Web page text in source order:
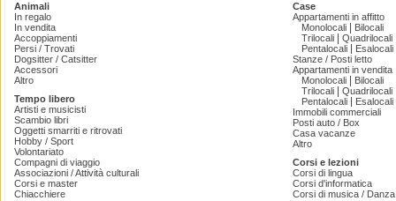
Animali
In regalo
In vendita
Accoppiamenti
Persi / Trovati
Dogsitter / Catsitter
Accessori
Altro
Tempo libero
Artisti e musicisti
Scambio libri
Oggetti smarriti e ritrovati
Hobby / Sport
Volontariato
Compagni di viaggio
Associazioni / Attività culturali
Corsi e master
Chiacchiere
Case
Appartamenti in affitto
Monolocali
Bilocali
Trilocali
Quadrilocali
Pentalocali
Esalocali
Stanze / Posti letto
Appartamenti in vendita
Monolocali
Bilocali
Trilocali
Quadrilocali
Pentalocali
Esalocali
Immobili commerciali
Posti auto / Box
Casa vacanze
Altro
Corsi e lezioni
Corsi di lingua
Corsi d'informatica
Corsi di musica /